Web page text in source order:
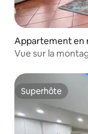
Appartement en
Vue sur la
Superhôte
Superhôte